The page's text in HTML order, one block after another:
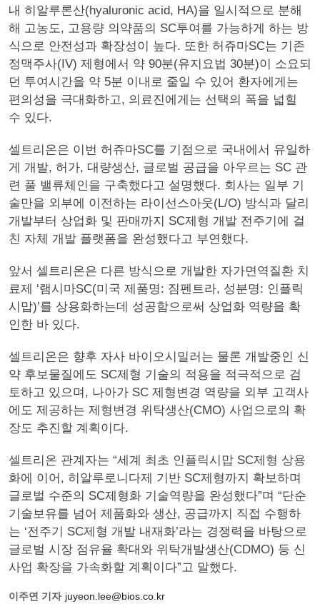
내 히알루론산(hyaluronic acid, HA)을 일시적으로 분해
해 고농도, 고용량 의약품의 SC투여를 가능하게 하는 방
식으로 안전성과 확장성이 높다. 또한 허쥬마SC는 기존
정맥주사(IV) 제형에서 약 90분(유지요법 30분)이 소요되
던 투여시간을 약 5분 이내로 줄일 수 있어 환자에게는
편의성을 극대화하고, 의료진에게는 선택의 폭을 넓힐
수 있다.
셀트리온은 이번 허쥬마SC를 기점으로 국내에서 유일하
게 개발, 허가, 대량생산, 글로벌 공급을 아우르는 SC 관
련 풀 밸류체인을 구축했다고 설명했다. 회사는 일부 기
술만을 외부에 이전하는 라이선스아웃(L/O) 방식과 달리
개발부터 상업화 및 판매까지 SC제형 개발 전주기에 걸
친 자체 개발 플랫폼을 완성했다고 부연했다.
앞서 셀트리온은 다른 방식으로 개발한 자가면역질환 치
료제 ‘램시마SC(미국 제품명: 짐펜트라, 성분명: 인플릭
시맙)’를 상용화하는데 성공함으로써 상업화 역량을 확
인한 바 있다.
셀트리온은 향후 자사 바이오시밀러는 물론 개발중인 신
약 후보물질에도 SC제형 기술의 적용을 적극적으로 검
토하고 있으며, 나아가 SC 제형변경 역량을 외부 고객사
에도 제공하는 제형변경 위탁생산(CMO) 사업으로의 확
장도 추진할 계획이다.
셀트리온 관계자는 “세계 최초 인플릭시맙 SC제형 상용
화에 이어, 히알루로니다제 기반 SC제형까지 확보하며
글로벌 수준의 SC제형화 기술역량을 완성했다”며 “단순
기술보유를 넘어 제품화와 생산, 공급까지 직접 수행하
는 ‘전주기 SC제형 개발 내재화’라는 경쟁력을 바탕으로
글로벌 시장 점유율 확대와 위탁개발생산(CDMO) 등 신
사업 확장을 가속화할 계획이다”고 말했다.
이주연 기자 juyeon.lee@bios.co.kr